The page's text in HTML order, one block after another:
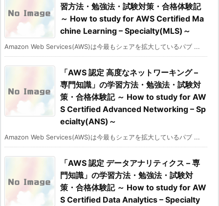
習方法・勉強法・試験対策・合格体験記
～ How to study for AWS Certified Ma
chine Learning – Specialty(MLS)～
Amazon Web Services(AWS)は今最もシェアを拡大しているパブ ...
「AWS 認定 高度なネットワーキング –
専門知識」の学習方法・勉強法・試験対
策・合格体験記 ～ How to study for AW
S Certified Advanced Networking – Sp
ecialty(ANS)～
Amazon Web Services(AWS)は今最もシェアを拡大しているパブ ...
「AWS 認定 データアナリティクス – 専
門知識」の学習方法・勉強法・試験対
策・合格体験記 ～ How to study for AW
S Certified Data Analytics – Specialty